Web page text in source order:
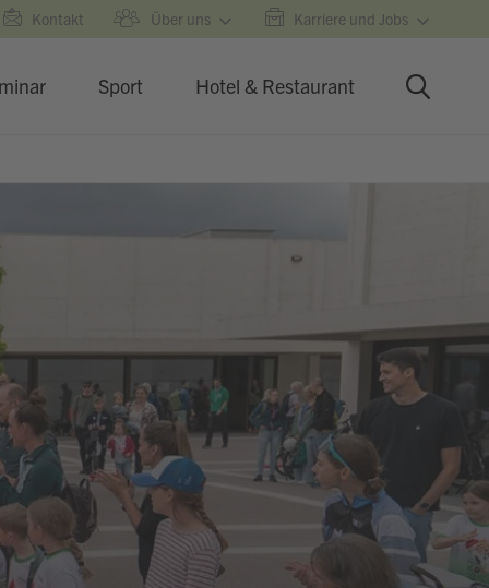
Kontakt Über uns Karriere und Jobs
Sport Hotel & Restaurant